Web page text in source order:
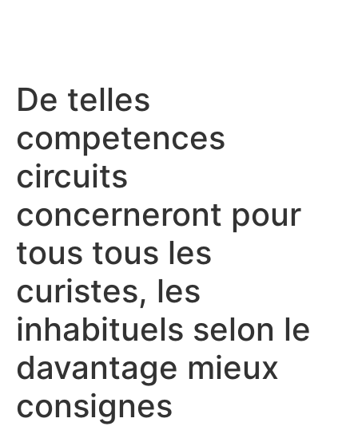
De telles
competences
circuits
concerneront pour
tous tous les
curistes, les
inhabituels selon le
davantage mieux
consignes